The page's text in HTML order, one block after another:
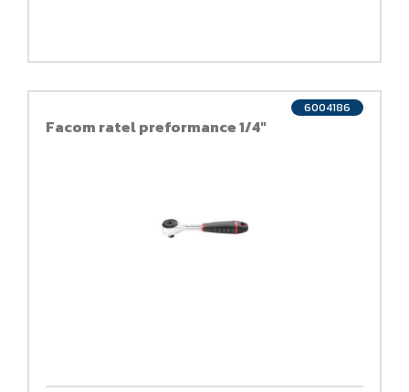
Facom ratel preformance 1/4"
6004186